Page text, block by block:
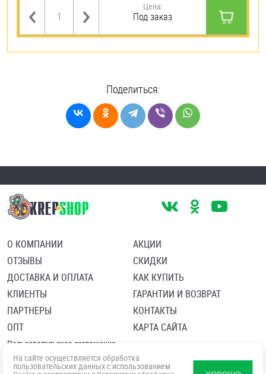
Цена:
Под заказ
Поделиться:
О КОМПАНИИ
ОТЗЫВЫ
ДОСТАВКА И ОПЛАТА
КЛИЕНТЫ
ПАРТНЕРЫ
ОПТ
АКЦИИ
СКИДКИ
КАК КУПИТЬ
ГАРАНТИИ И ВОЗВРАТ
КОНТАКТЫ
КАРТА САЙТА
Пользовательское соглашение
Политика в отношении обработки персональных данных
Согласие посетителя сайта на обработку персональных данны
На сайте осуществляется обработка
пользовательских данных с использованием